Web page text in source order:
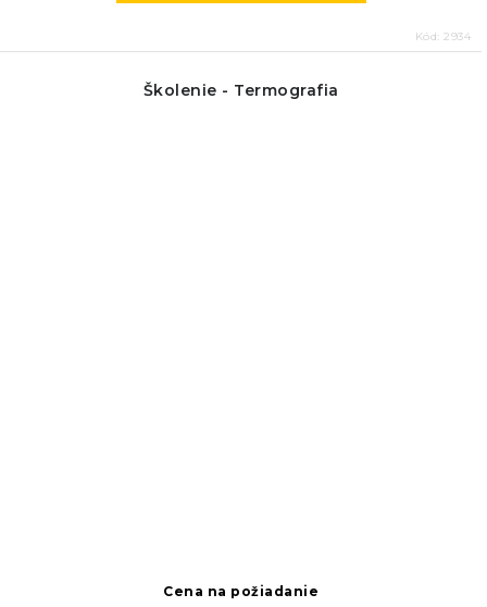
Kód: 2934
Školenie - Termografia
Cena na požiadanie